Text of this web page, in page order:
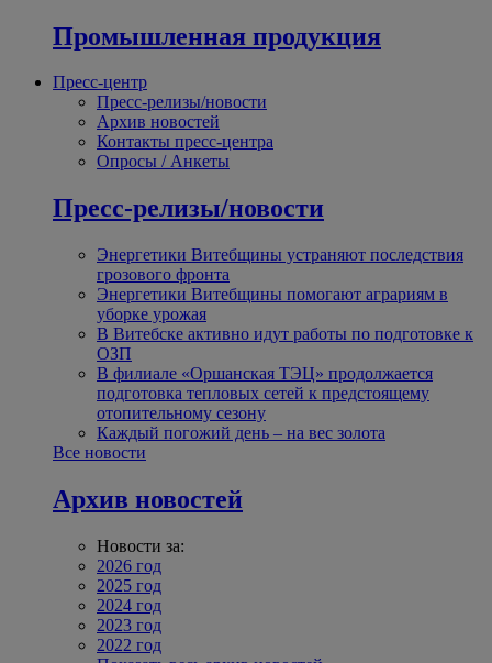
Промышленная продукция
Пресс-центр
Пресс-релизы/новости
Архив новостей
Контакты пресс-центра
Опросы / Анкеты
Пресс-релизы/новости
Энергетики Витебщины устраняют последствия
грозового фронта
Энергетики Витебщины помогают аграриям в
уборке урожая
В Витебске активно идут работы по подготовке к
ОЗП
В филиале «Оршанская ТЭЦ» продолжается
подготовка тепловых сетей к предстоящему
отопительному сезону
Каждый погожий день – на вес золота
Все новости
Архив новостей
Новости за:
2026 год
2025 год
2024 год
2023 год
2022 год